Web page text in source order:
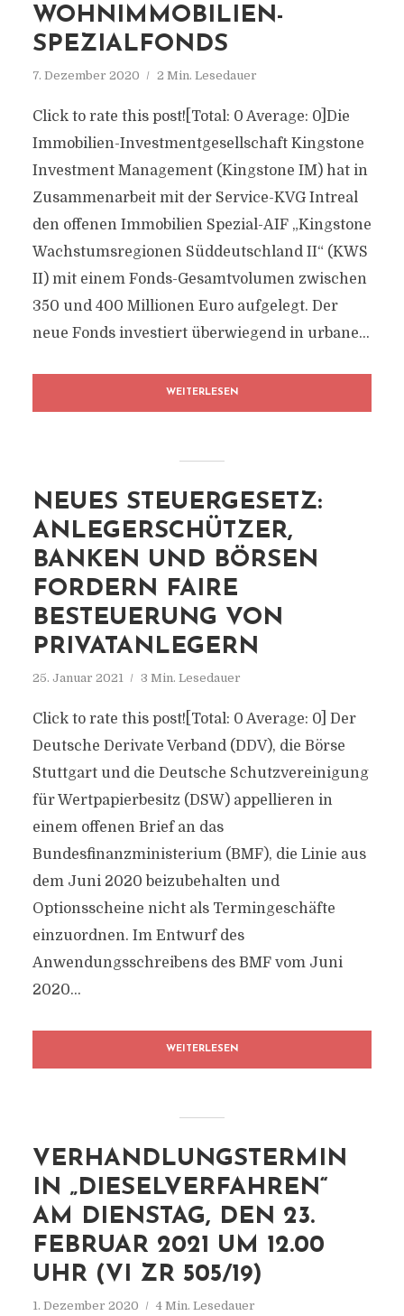
WOHNIMMOBILIEN-
SPEZIALFONDS
7. Dezember 2020 2 Min. Lesedauer
Click to rate this post![Total: 0 Average: 0]Die
Immobilien-Investmentgesellschaft Kingstone
Investment Management (Kingstone IM) hat in
Zusammenarbeit mit der Service-KVG Intreal
den offenen Immobilien Spezial-AIF „Kingstone
Wachstumsregionen Süddeutschland II“ (KWS
II) mit einem Fonds-Gesamtvolumen zwischen
350 und 400 Millionen Euro aufgelegt. Der
neue Fonds investiert überwiegend in urbane...
WEITERLESEN
NEUES STEUERGESETZ:
ANLEGERSCHÜTZER,
BANKEN UND BÖRSEN
FORDERN FAIRE
BESTEUERUNG VON
PRIVATANLEGERN
25. Januar 2021 3 Min. Lesedauer
Click to rate this post![Total: 0 Average: 0] Der
Deutsche Derivate Verband (DDV), die Börse
Stuttgart und die Deutsche Schutzvereinigung
für Wertpapierbesitz (DSW) appellieren in
einem offenen Brief an das
Bundesfinanzministerium (BMF), die Linie aus
dem Juni 2020 beizubehalten und
Optionsscheine nicht als Termingeschäfte
einzuordnen. Im Entwurf des
Anwendungsschreibens des BMF vom Juni
2020...
WEITERLESEN
VERHANDLUNGSTERMIN
IN „DIESELVERFAHREN“
AM DIENSTAG, DEN 23.
FEBRUAR 2021 UM 12.00
UHR (VI ZR 505/19)
1. Dezember 2020 4 Min. Lesedauer